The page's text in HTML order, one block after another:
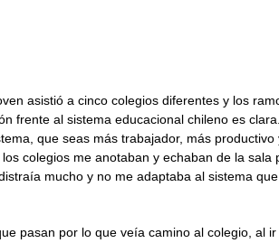
asistió a cinco colegios diferentes y los
frente al sistema educacional chileno es
que seas más trabajador, más
colegios me anotaban y echaban de la
mucho y no me adaptaba al sistema
pasan por lo que veía camino al colegio, al